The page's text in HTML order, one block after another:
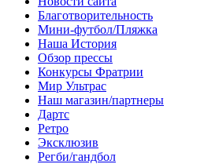
Благотворительность
Мини-футбол/Пляжка
Наша История
Обзор прессы
Конкурсы Фратрии
Мир Ультрас
Наш магазин/партнеры
Дартс
Ретро
Эксклюзив
Регби/гандбол